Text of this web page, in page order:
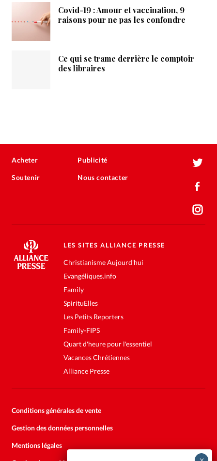
Covid-19 : Amour et vaccination, 9
raisons pour ne pas les confondre
Ce qui se trame derrière le comptoir
des libraires
Acheter
Soutenir
Publicité
Nous contacter
LES SITES ALLIANCE PRESSE
Christianisme Aujourd'hui
Evangéliques.info
Family
SpirituElles
Les Petits Reporters
Family-FIPS
Quart d'heure pour l'essentiel
Vacances Chrétiennes
Alliance Presse
Conditions générales de vente
Gestion des données personnelles
Mentions légales